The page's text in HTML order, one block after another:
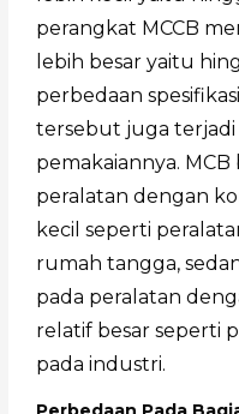
perangkat MCCB
lebih besar yaitu
perbedaan
tersebut juga terjadi
pemakaiannya.
peralatan dengan
kecil seperti
rumah tangga,
pada peralatan
relatif besar seperti
pada industri.